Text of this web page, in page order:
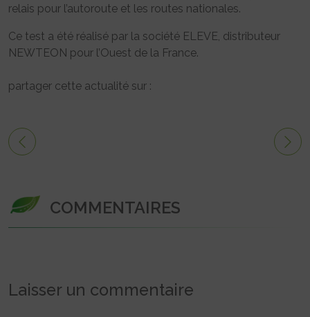
relais pour l’autoroute et les routes nationales.
Ce test a été réalisé par la société ELEVE, distributeur
NEWTEON pour l’Ouest de la France.
partager cette actualité sur :
COMMENTAIRES
Laisser un commentaire